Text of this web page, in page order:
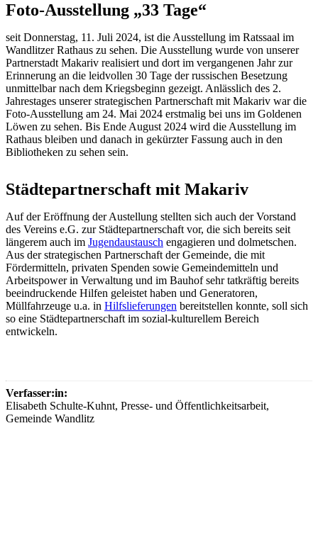
Foto-Ausstellung „33 Tage“
seit Donnerstag, 11. Juli 2024, ist die Ausstellung im Ratssaal im
Wandlitzer Rathaus zu sehen. Die Ausstellung wurde von unserer
Partnerstadt Makariv realisiert und dort im vergangenen Jahr zur
Erinnerung an die leidvollen 30 Tage der russischen Besetzung
unmittelbar nach dem Kriegsbeginn gezeigt. Anlässlich des 2.
Jahrestages unserer strategischen Partnerschaft mit Makariv war die
Foto-Ausstellung am 24. Mai 2024 erstmalig bei uns im Goldenen
Löwen zu sehen. Bis Ende August 2024 wird die Ausstellung im
Rathaus bleiben und danach in gekürzter Fassung auch in den
Bibliotheken zu sehen sein.
Städtepartnerschaft mit Makariv
Auf der Eröffnung der Austellung stellten sich auch der Vorstand
des Vereins e.G. zur Städtepartnerschaft vor, die sich bereits seit
längerem auch im Jugendaustausch engagieren und dolmetschen.
Aus der strategischen Partnerschaft der Gemeinde, die mit
Fördermitteln, privaten Spenden sowie Gemeindemitteln und
Arbeitspower in Verwaltung und im Bauhof sehr tatkräftig bereits
beeindruckende Hilfen geleistet haben und Generatoren,
Müllfahrzeuge u.a. in Hilfslieferungen bereitstellen konnte, soll sich
so eine Städtepartnerschaft im sozial-kulturellem Bereich
entwickeln.
Verfasser:in:
Elisabeth Schulte-Kuhnt, Presse- und Öffentlichkeitsarbeit,
Gemeinde Wandlitz